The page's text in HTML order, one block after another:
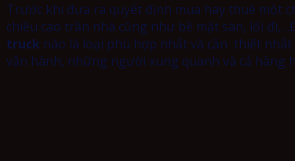
Trước khi đưa ra quyết định mua hay thuê một
chiều cao trần nhà cũng như bề mặt sàn, lối
truck nào là loại phù hợp nhất và cần thiết
vận hành, những người xung quanh và cả hàng